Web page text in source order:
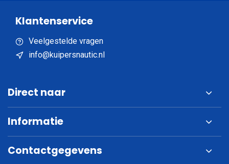
Klantenservice
Veelgestelde vragen
info@kuipersnautic.nl
Direct naar
Informatie
Contactgegevens